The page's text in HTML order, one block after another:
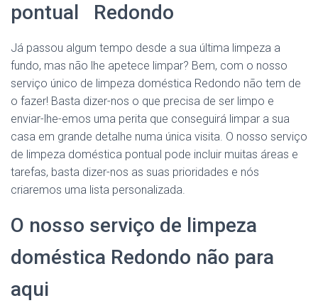
pontual Redondo
Já passou algum tempo desde a sua última limpeza a
fundo, mas não lhe apetece limpar? Bem, com o nosso
serviço único de limpeza doméstica Redondo não tem de
o fazer! Basta dizer-nos o que precisa de ser limpo e
enviar-lhe-emos uma perita que conseguirá limpar a sua
casa em grande detalhe numa única visita. O nosso serviço
de limpeza doméstica pontual pode incluir muitas áreas e
tarefas, basta dizer-nos as suas prioridades e nós
criaremos uma lista personalizada.
O nosso serviço de limpeza
doméstica Redondo não para
aqui